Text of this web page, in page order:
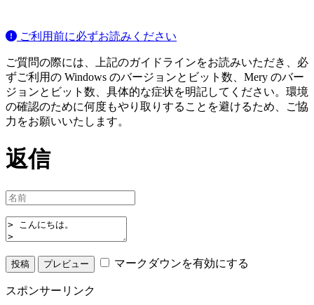
ご利用前に必ずお読みください
ご質問の際には、上記のガイドラインをお読みいただき、必
ずご利用の Windows のバージョンとビット数、Mery のバー
ジョンとビット数、具体的な症状を明記してください。環境
の確認のために何度もやり取りすることを避けるため、ご協
力をお願いいたします。
返信
マークダウンを有効にする
スポンサーリンク